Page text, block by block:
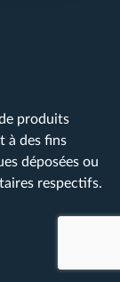
produits
à des fins
déposées ou
respectifs.